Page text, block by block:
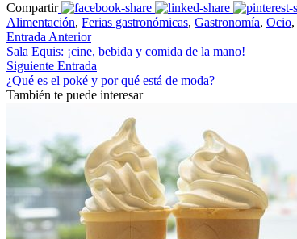
Compartir
Alimentación, Ferias gastronómicas, Gastronomía, Ocio,
Entrada Anterior
Sala Equis: ¡cine, bebida y comida de la mano!
Siguiente Entrada
¿Qué es el poké y por qué está de moda?
También te puede interesar